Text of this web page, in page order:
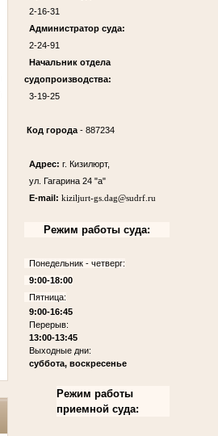
2-16-31
Администратор суда:
2-24-91
Начальник отдела
судопроизводства:
3-19-25
Код города - 887234
Адрес: г. Кизилюрт,
ул. Гагарина 24 "а"
E-mail: kiziljurt-gs.dag@sudrf.ru
Режим работы суда:
Понедельник - четверг:
9:00-18:00
Пятница:
9:00-16:45
Перерыв:
13:00-13:45
Выходные дни:
суббота, воскресенье
Режим работы
приемной суда: